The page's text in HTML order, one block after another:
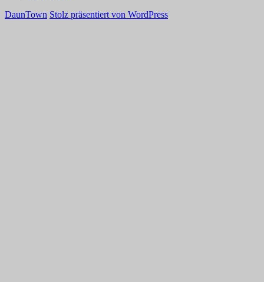
DaunTown Stolz präsentiert von WordPress